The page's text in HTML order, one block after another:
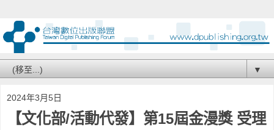
▼
2024年3月5日
【文化部/活動代發】第15屆金漫獎 受理